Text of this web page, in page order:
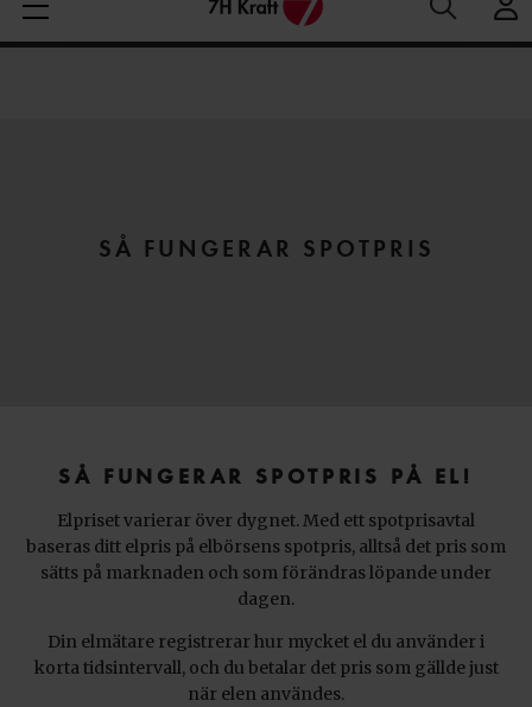
Aktuella elpriser
Medelspotpris (1/08-8/08 (SE3):
Spotpris just nu:
44
SÅ FUNGERAR SPOTPRIS
SÅ FUNGERAR SPOTPRIS PÅ EL!
Elpriset varierar över dygnet. Med ett spotprisavtal
baseras ditt elpris på elbörsens spotpris, alltså det pris som
sätts på marknaden och som förändras löpande under
dagen.
Din elmätare registrerar hur mycket el du använder i
korta tidsintervall, och du betalar det pris som gällde just
när elen användes.